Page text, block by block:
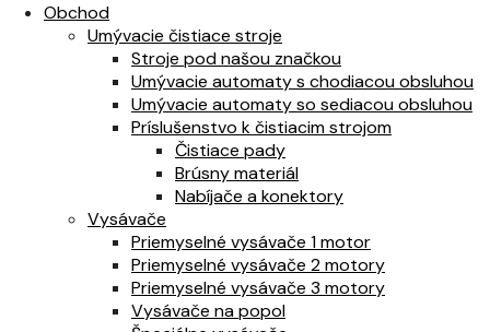
Obchod
Umývacie čistiace stroje
Stroje pod našou značkou
Umývacie automaty s chodiacou obsluhou
Umývacie automaty so sediacou obsluhou
Príslušenstvo k čistiacim strojom
Čistiace pady
Brúsny materiál
Nabíjače a konektory
Vysávače
Priemyselné vysávače 1 motor
Priemyselné vysávače 2 motory
Priemyselné vysávače 3 motory
Vysávače na popol